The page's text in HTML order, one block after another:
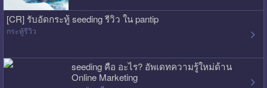
[CR] รับอัดกระทู้ seeding รีวิว ใน pantip
กระทู้รีวิว
seeding คือ อะไร? อัพเดทความรู้ใหม่ด้าน
Online Marketing